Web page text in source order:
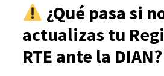
¿Qué pasa si
actualizas tu
RTE ante la DIAN?